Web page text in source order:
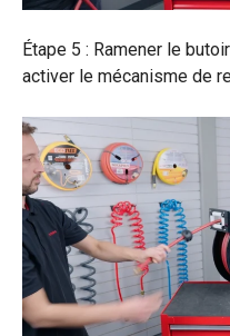
Étape 5 : Ramener le
activer le mécanisme de